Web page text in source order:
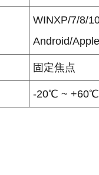
WINXP/7/8/
Android/
固定焦点
-20℃ ~ +60℃